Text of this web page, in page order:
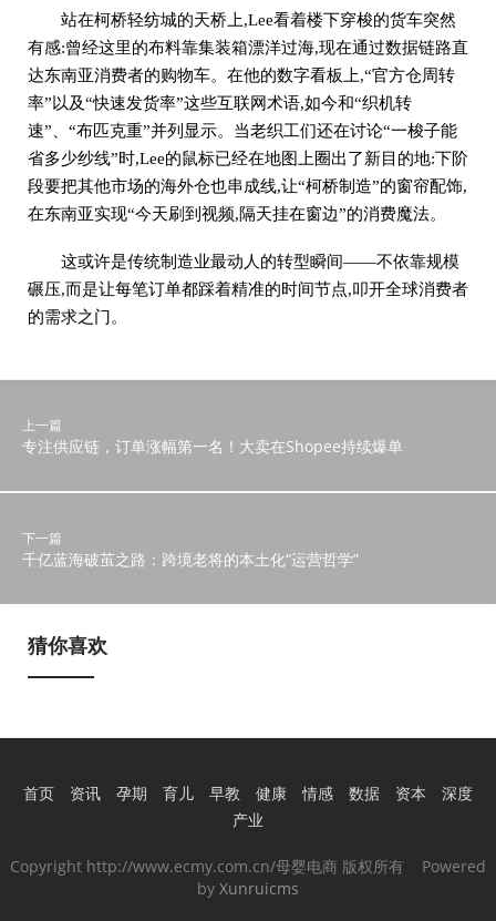
站在柯桥轻纺城的天桥上,Lee看着楼下穿梭的货车突然
有感:曾经这里的布料靠集装箱漂洋过海,现在通过数据链路直
达东南亚消费者的购物车。在他的数字看板上,“官方仓周转
率”以及“快速发货率”这些互联网术语,如今和“织机转
速”、“布匹克重”并列显示。当老织工们还在讨论“一梭子能
省多少纱线”时,Lee的鼠标已经在地图上圈出了新目的地:下阶
段要把其他市场的海外仓也串成线,让“柯桥制造”的窗帘配饰,
在东南亚实现“今天刷到视频,隔天挂在窗边”的消费魔法。
这或许是传统制造业最动人的转型瞬间——不依靠规模
碾压,而是让每笔订单都踩着精准的时间节点,叩开全球消费者
的需求之门。
上一篇
专注供应链，订单涨幅第一名！大卖在Shopee持续爆单
下一篇
千亿蓝海破茧之路：跨境老将的本土化“运营哲学”
猜你喜欢
首页 资讯 孕期 育儿 早教 健康 情感 数据 资本
深度
产业
Copyright http://www.ecmy.com.cn/母婴电商 版权所有 Powered
by Xunruicms